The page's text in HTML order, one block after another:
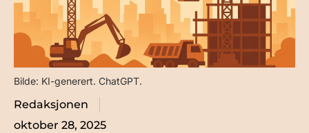
Bilde: KI-generert. ChatGPT.
Redaksjonen
oktober 28, 2025